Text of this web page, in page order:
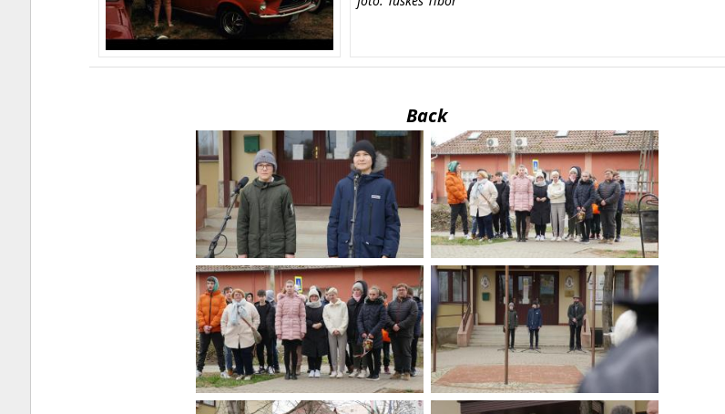
Back